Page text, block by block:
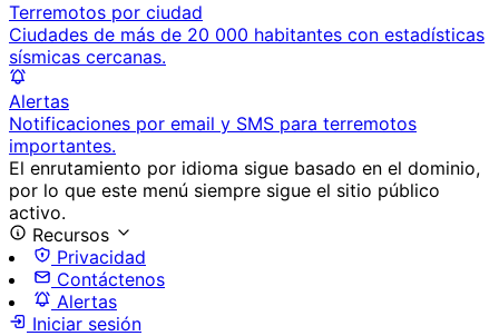
Terremotos por ciudad
Ciudades de más de 20 000 habitantes con estadísticas
sísmicas cercanas.
Alertas
Notificaciones por email y SMS para terremotos
importantes.
El enrutamiento por idioma sigue basado en el dominio,
por lo que este menú siempre sigue el sitio público
activo.
Recursos
Privacidad
Contáctenos
Alertas
Iniciar sesión